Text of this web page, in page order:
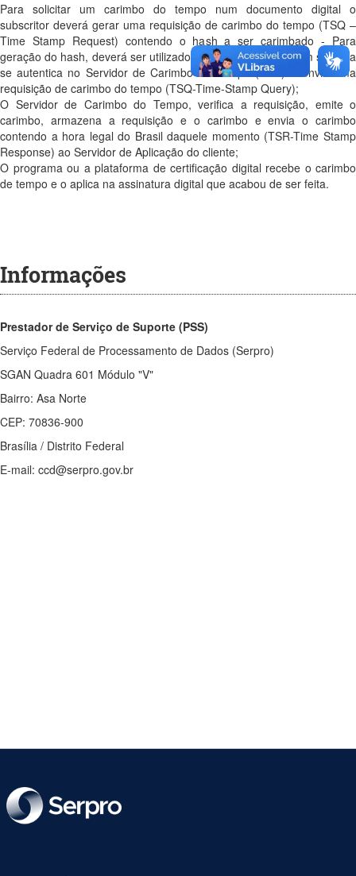
Para solicitar um carimbo do tempo num documento digital o
subscritor deverá gerar uma requisição de carimbo do tempo (TSQ –
Time Stamp Request) contendo o hash a ser carimbado - Para
geração do hash, deverá ser utilizado o algoritmo SHA-2 - em seguida
se autentica no Servidor de Carimbo do Tempo (SCT) e envia uma
requisição de carimbo do tempo (TSQ-Time-Stamp Query);
O Servidor de Carimbo do Tempo, verifica a requisição, emite o
carimbo, armazena a requisição e o carimbo e envia o carimbo
contendo a hora legal do Brasil daquele momento (TSR-Time Stamp
Response) ao Servidor de Aplicação do cliente;
O programa ou a plataforma de certificação digital recebe o carimbo
de tempo e o aplica na assinatura digital que acabou de ser feita.
Informações
Prestador de Serviço de Suporte (PSS)
Serviço Federal de Processamento de Dados (Serpro)
SGAN Quadra 601 Módulo "V"
Bairro: Asa Norte
CEP: 70836-900
Brasília / Distrito Federal
E-mail: ccd@serpro.gov.br